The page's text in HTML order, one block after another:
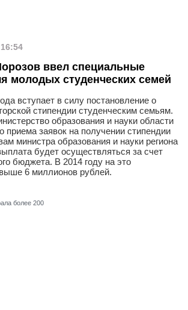
ввел специальные
молодых студенческих семей
вступает в силу постановление о
стипендии студенческим семьям.
образования и науки области
приема заявок на получении стипендии
министра образования и науки региона
будет осуществляться за счет
бюджета. В 2014 году на это
6 миллионов рублей.